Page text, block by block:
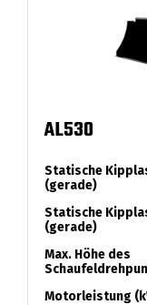
AL530
Statische
(gerade)
Statische
(gerade)
Max. Höhe des
Motorleistung